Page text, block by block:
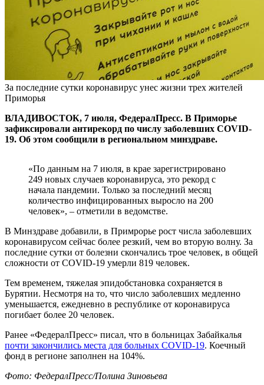
За последние сутки коронавирус унес жизни трех жителей
Приморья
ВЛАДИВОСТОК, 7 июля, ФедералПресс. В Приморье
зафиксировали антирекорд по числу заболевших COVID-
19. Об этом сообщили в региональном минздраве.
«По данным на 7 июля, в крае зарегистрировано
249 новых случаев коронавируса, это рекорд с
начала пандемии. Только за последний месяц
количество инфицированных выросло на 200
человек», – отметили в ведомстве.
В Минздраве добавили, в Примрорье рост числа заболевших
коронавирусом сейчас более резкий, чем во вторую волну. За
последние сутки от болезни скончались трое человек, в общей
сложности от COVID-19 умерли 819 человек.
Тем временем, тяжелая эпидобстановка сохраняется в
Бурятии. Несмотря на то, что число заболевших медленно
уменьшается, ежедневно в республике от коронавируса
погибает более 20 человек.
Ранее «ФедералПресс» писал, что в больницах Забайкалья
почти закончились места для больных COVID-19. Коечный
фонд в регионе заполнен на 104%.
Фото: ФедералПресс/Полина Зиновьева